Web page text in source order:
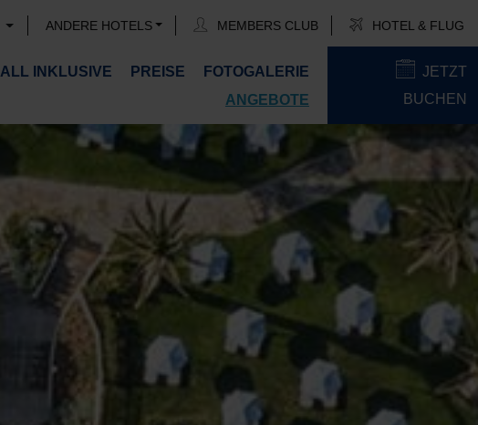
ANDERE HOTELS MEMBERS CLUB HOTEL & FLUG
ALL INKLUSIVE PREISE
FOTOGALERIE
ANGEBOTE
JETZT
BUCHEN